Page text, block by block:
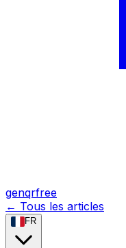
genqrfree
← Tous les articles
FR